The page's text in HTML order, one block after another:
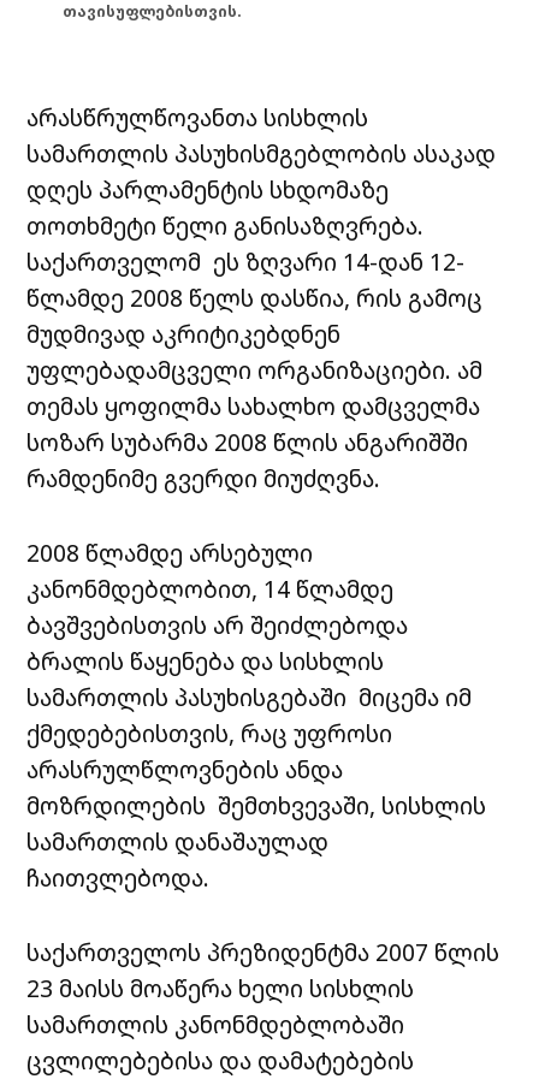
თავისუფლებისთვის.
არასწრულწოვანთა სისხლის
სამართლის პასუხისმგებლობის ასაკად
დღეს პარლამენტის სხდომაზე
თოთხმეტი წელი განისაზღვრება.
საქართველომ ეს ზღვარი 14-დან 12-
წლამდე 2008 წელს დასწია, რის გამოც
მუდმივად აკრიტიკებდნენ
უფლებადამცველი ორგანიზაციები. ამ
თემას ყოფილმა სახალხო დამცველმა
სოზარ სუბარმა 2008 წლის ანგარიშში
რამდენიმე გვერდი მიუძღვნა.
2008 წლამდე არსებული
კანონმდებლობით, 14 წლამდე
ბავშვებისთვის არ შეიძლებოდა
ბრალის წაყენება და სისხლის
სამართლის პასუხისგებაში მიცემა იმ
ქმედებებისთვის, რაც უფროსი
არასრულწლოვნების ანდა
მოზრდილების შემთხვევაში, სისხლის
სამართლის დანაშაულად
ჩაითვლებოდა.
საქართველოს პრეზიდენტმა 2007 წლის
23 მაისს მოაწერა ხელი სისხლის
სამართლის კანონმდებლობაში
ცვლილებებისა და დამატებების